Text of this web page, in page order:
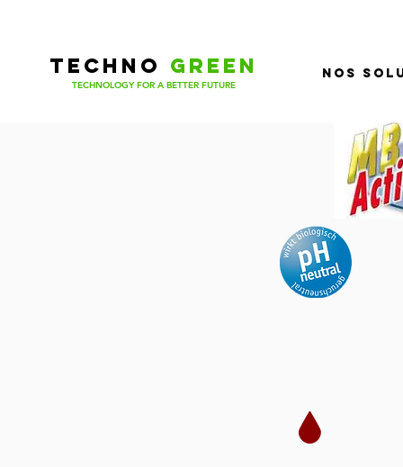
Nos
TECHNO GREEN
TECHNOLOGY FOR A BETTER FUTURE